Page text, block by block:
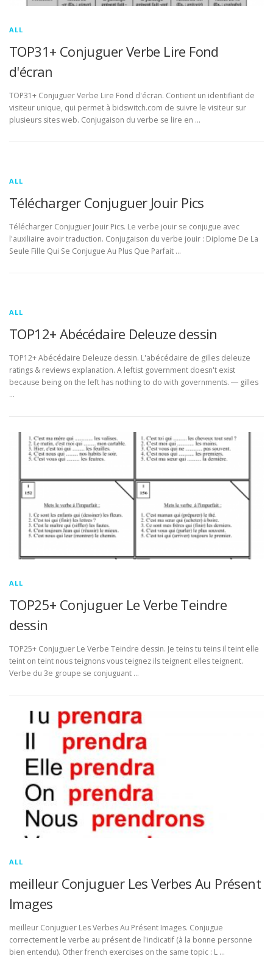
ALL
TOP31+ Conjuguer Verbe Lire Fond
d'écran
TOP31+ Conjuguer Verbe Lire Fond d'écran. Contient un identifiant de
visiteur unique, qui permet à bidswitch.com de suivre le visiteur sur
plusieurs sites web. Conjugaison du verbe se lire en …
ALL
Télécharger Conjuguer Jouir Pics
Télécharger Conjuguer Jouir Pics. Le verbe jouir se conjugue avec
l'auxiliaire avoir traduction. Conjugaison du verbe jouir : Diplome De La
Seule Fille Qui Se Conjugue Au Plus Que Parfait …
ALL
TOP12+ Abécédaire Deleuze dessin
TOP12+ Abécédaire Deleuze dessin. L'abécédaire de gilles deleuze
ratings & reviews explanation. A leftist government doesn't exist
because being on the left has nothing to do with governments. ― gilles
…
ALL
TOP25+ Conjuguer Le Verbe Teindre
dessin
TOP25+ Conjuguer Le Verbe Teindre dessin. Je teins tu teins il teint elle
teint on teint nous teignons vous teignez ils teignent elles teignent.
Verbe du 3e groupe se conjuguant …
ALL
meilleur Conjuguer Les Verbes Au Présent
Images
meilleur Conjuguer Les Verbes Au Présent Images. Conjugue
correctement le verbe au présent de l'indicatif (à la bonne personne
bien entendu). Other french exercises on the same topic : L …